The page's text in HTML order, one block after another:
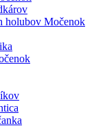
holubov Močenok